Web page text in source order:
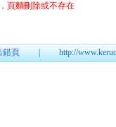
，頁麵刪除或不存在
錯頁|http://